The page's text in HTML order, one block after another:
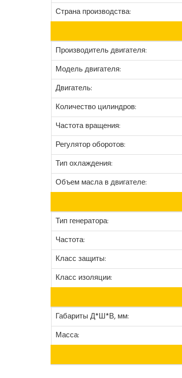
Страна производства:
Производитель двигателя:
Модель двигателя:
Двигатель:
Количество цилиндров:
Частота вращения:
Регулятор оборотов:
Тип охлаждения:
Объем масла в двигателе:
Тип генератора:
Частота:
Класс защиты:
Класс изоляции:
Габариты Д*Ш*В, мм:
Масса: